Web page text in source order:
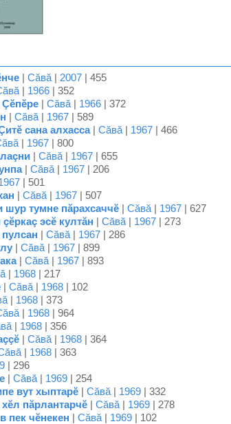
| Сăвă | 2007 | 455
| 1966 | 352
| Сăвă | 1966 | 372
| Сăвă | 1967 | 589
сана алхасса| Сăвă | 1967 | 466
| 1967 | 800
| Сăвă | 1967 | 655
| Сăвă | 1967 | 206
| 501
| Сăвă | 1967 | 507
шур тумне пăрахсаччĕ | Сăвă | 1967 | 627
эсĕ култăн | Сăвă | 1967 | 273
| Сăвă | 1967 | 286
| Сăвă | 1967 | 899
| Сăвă | 1967 | 893
| 1968 | 217
| Сăвă | 1968 | 102
| 1968 | 373
| 1968 | 964
| 1968 | 356
| Сăвă | 1968 | 364
| 1968 | 363
| 296
| Сăвă | 1969 | 254
вут хыптарĕ | Сăвă | 1969 | 332
пăрлантарчĕ | Сăвă | 1969 | 278
пек чĕнекен | Сăвă | 1969 | 102